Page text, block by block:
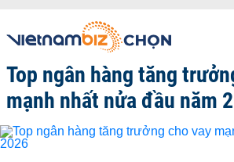
Top ngân hàng tăng
mạnh nhất nửa đầu năm